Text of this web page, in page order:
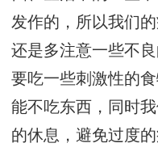
发作的，所以我们
还是多注意一些不
要吃一些刺激性的
能不吃东西，同时
的休息，避免过度的